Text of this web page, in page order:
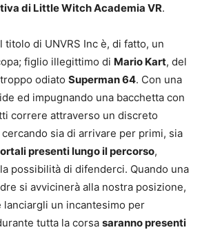
di Little Witch Academia VR.
titolo di UNVRS Inc è, di fatto, un
figlio illegittimo di Mario Kart, del
odiato Superman 64. Con una
ed impugnando una bacchetta con
correre attraverso un discreto
sia di arrivare per primi, sia
presenti lungo il percorso,
possibilità di difenderci. Quando una
si avvicinerà alla nostra posizione,
lanciargli un incantesimo per
tutta la corsa saranno presenti